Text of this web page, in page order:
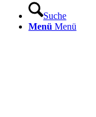
Suche
Menü Menü